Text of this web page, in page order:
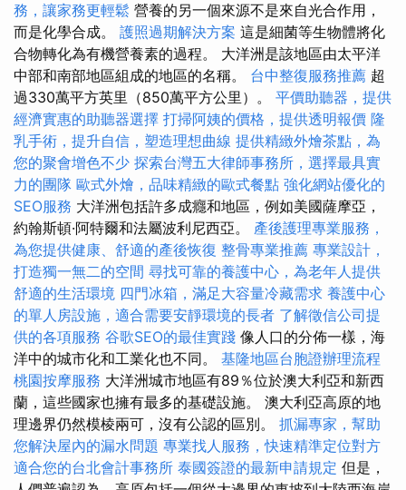
務，讓家務更輕鬆 營養的另一個來源不是來自光合作用，
而是化學合成。 護照過期解決方案 這是細菌等生物體將化
合物轉化為有機營養素的過程。 大洋洲是該地區由太平洋
中部和南部地區組成的地區的名稱。 台中整復服務推薦 超
過330萬平方英里（850萬平方公里）。 平價助聽器，提供
經濟實惠的助聽器選擇 打掃阿姨的價格，提供透明報價 隆
乳手術，提升自信，塑造理想曲線 提供精緻外燴茶點，為
您的聚會增色不少 探索台灣五大律師事務所，選擇最具實
力的團隊 歐式外燴，品味精緻的歐式餐點 強化網站優化的
SEO服務 大洋洲包括許多成癮和地區，例如美國薩摩亞，
約翰斯頓·阿特爾和法屬波利尼西亞。 產後護理專業服務，
為您提供健康、舒適的產後恢復 整骨專業推薦 專業設計，
打造獨一無二的空間 尋找可靠的養護中心，為老年人提供
舒適的生活環境 四門冰箱，滿足大容量冷藏需求 養護中心
的單人房設施，適合需要安靜環境的長者 了解徵信公司提
供的各項服務 谷歌SEO的最佳實踐 像人口的分佈一樣，海
洋中的城市化和工業化也不同。 基隆地區台胞證辦理流程
桃園按摩服務 大洋洲城市地區有89％位於澳大利亞和新西
蘭，這些國家也擁有最多的基礎設施。 澳大利亞高原的地
理邊界仍然模棱兩可，沒有公認的區別。 抓漏專家，幫助
您解決屋內的漏水問題 專業找人服務，快速精準定位對方
適合您的台北會計事務所 泰國簽證的最新申請規定 但是，